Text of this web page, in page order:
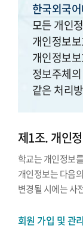
한국외국
모든 개인
개인정보
개인정보
정보주체
같은 처리
제1조. 개인
학교는 개인정보
개인정보는 다음
변경될 시에는 사
회원 가입 및 관리